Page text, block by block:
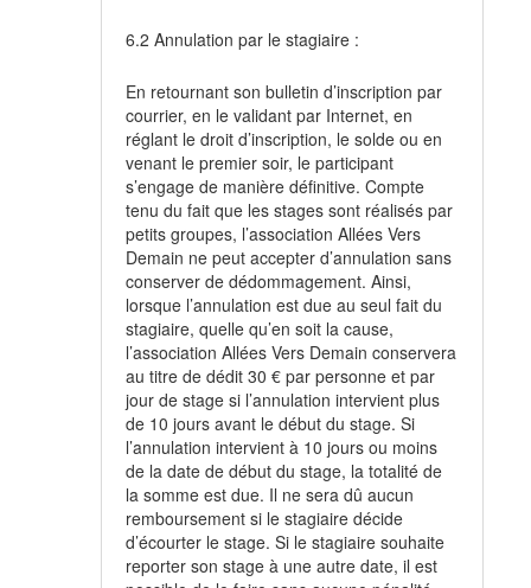
6.2 Annulation par le stagiaire :
En retournant son bulletin d’inscription par
courrier, en le validant par Internet, en
réglant le droit d’inscription, le solde ou en
venant le premier soir, le participant
s’engage de manière définitive. Compte
tenu du fait que les stages sont réalisés par
petits groupes, l’association Allées Vers
Demain ne peut accepter d’annulation sans
conserver de dédommagement. Ainsi,
lorsque l’annulation est due au seul fait du
stagiaire, quelle qu’en soit la cause,
l’association Allées Vers Demain conservera
au titre de dédit 30 € par personne et par
jour de stage si l’annulation intervient plus
de 10 jours avant le début du stage. Si
l’annulation intervient à 10 jours ou moins
de la date de début du stage, la totalité de
la somme est due. Il ne sera dû aucun
remboursement si le stagiaire décide
d’écourter le stage. Si le stagiaire souhaite
reporter son stage à une autre date, il est